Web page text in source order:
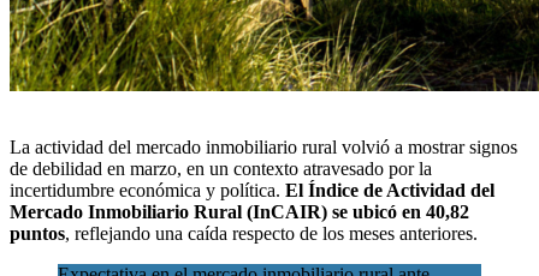
La actividad del mercado inmobiliario rural volvió a mostrar signos
de debilidad en marzo, en un contexto atravesado por la
incertidumbre económica y política. El Índice de Actividad del
Mercado Inmobiliario Rural (InCAIR) se ubicó en 40,82
puntos, reflejando una caída respecto de los meses anteriores.